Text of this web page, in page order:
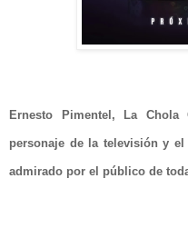
Ernesto Pimentel, La
personaje de la televisión y
admirado por el público de